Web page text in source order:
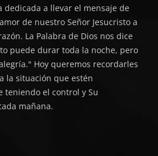
dedicada a llevar el mensaje de
de nuestro Señor Jesucristo a
La Palabra de Dios nos dice
puede durar toda la noche, pero
Hoy queremos recordarles
la situación que estén
teniendo el control y Su
mañana.